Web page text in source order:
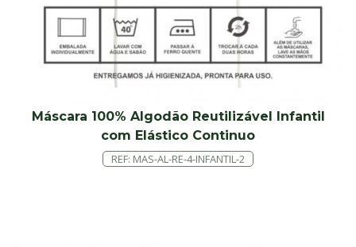
Máscara 100% Algodão Reutilizável Infantil
com Elástico Continuo
REF: MAS-AL-RE-4-INFANTIL-2